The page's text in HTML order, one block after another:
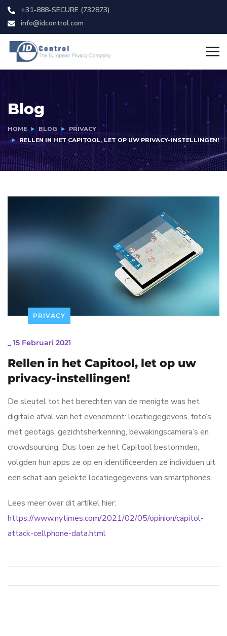
+31-888-SECURE (732873)
info@idcontrol.com
Blog
HOME BLOG
PRIVACY
RELLEN IN HET CAPITOOL, LET OP UW PRIVACY-INSTELLINGEN!
PRIVACY
15 Februari 2021
Rellen in het Capitool, let op uw
privacy-instellingen!
De sleutel tot het berechten van de menigte was het
digitale afval van het evenement: locatiegegevens, foto’s
met geotags, gezichtsherkenning, bewakingscamera’s en
crowdsourcing. Dus toen ze het Capitool bestormden,
volgden hun apps ze op en identificeerden ze individuen uit
een schat aan gelekte locatiegegevens van smartphones.
Lees meer over dit artikel hier:
https://www.nytimes.com/2021/02/05/opinion/capitol-
attack-cellphone-data.html